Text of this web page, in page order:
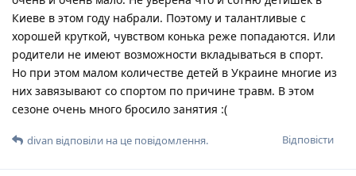
Киеве в этом году набрали. Поэтому и талантливые с
хорошей круткой, чувством конька реже попадаются. Или
родители не имеют возможности вкладываться в спорт.
Но при этом малом количестве детей в Украине многие из
них завязывают со спортом по причине травм. В этом
сезоне очень много бросило занятия :(
Відповісти
divan відповіли на це повідомлення.